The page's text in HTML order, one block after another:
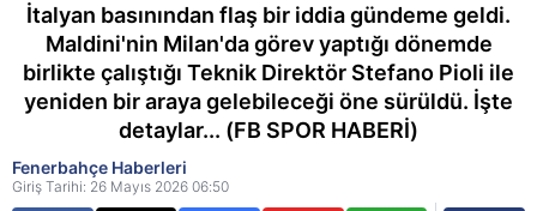
İtalyan basınından flaş bir iddia gündeme geldi.
Maldini'nin Milan'da görev yaptığı dönemde
birlikte çalıştığı Teknik Direktör Stefano Pioli ile
yeniden bir araya gelebileceği öne sürüldü. İşte
detaylar... (FB SPOR HABERİ)
Fenerbahçe Haberleri
Giriş Tarihi: 26 Mayıs 2026 06:50